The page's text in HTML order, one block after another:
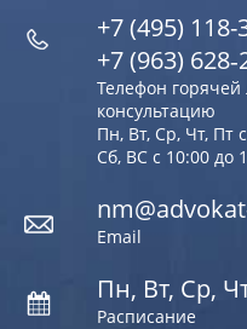
+7 (495) 118-
+7 (963)
Телефон
консультацию
Пн, Вт, Ср, Чт, Пт
Сб, ВС с 10:00 до
Email
Пн, Вт, Ср,
Расписание